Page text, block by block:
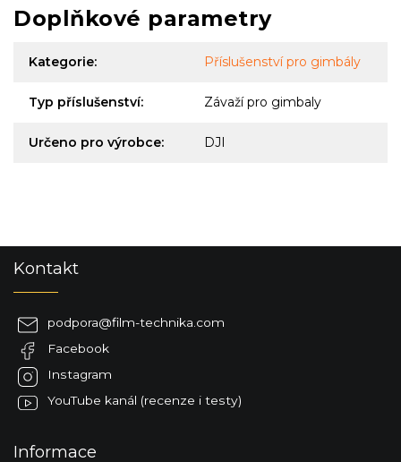
Doplňkové parametry
Kategorie: Příslušenství pro gimbály
Typ příslušenství: Závaží pro gimbaly
Určeno pro výrobce: DJI
Kontakt
podpora@film-technika.com
Facebook
Instagram
YouTube kanál (recenze i testy)
Informace